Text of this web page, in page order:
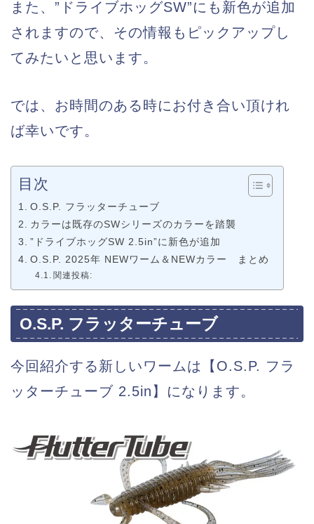
また、”ドライブホッグSW”にも新色が追加
されますので、その情報もピックアップし
てみたいと思います。
では、お時間のある時にお付き合い頂けれ
ば幸いです。
目次
O.S.P. フラッターチューブ
カラーは既存のSWシリーズのカラーを踏襲
”ドライブホッグSW 2.5in”に新色が追加
O.S.P. 2025年 NEWワーム＆NEWカラー まとめ
関連投稿:
O.S.P. フラッターチューブ
今回紹介する新しいワームは【O.S.P. フラ
ッターチューブ 2.5in】になります。